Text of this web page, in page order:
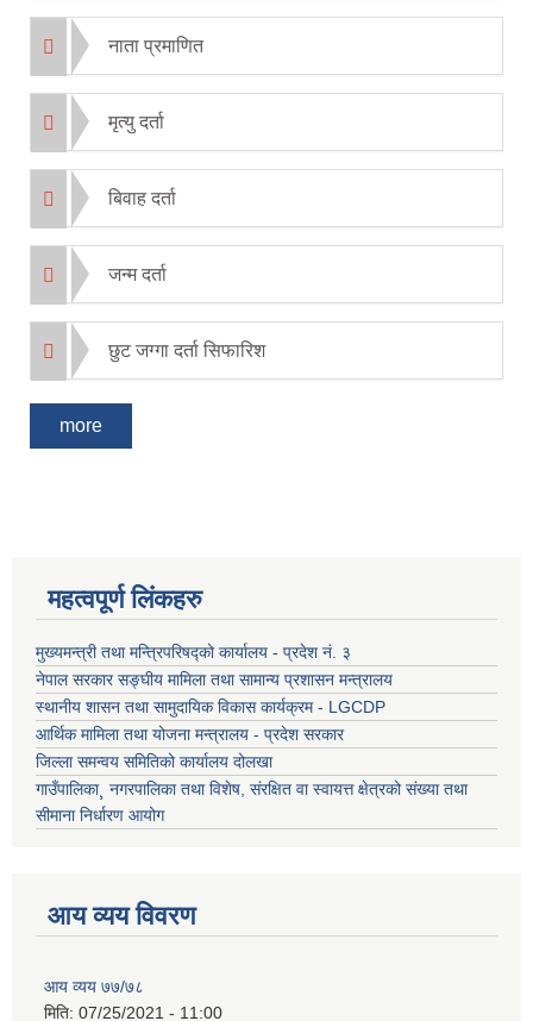
नाता प्रमाणित
मृत्यु दर्ता
बिवाह दर्ता
जन्म दर्ता
छुट जग्गा दर्ता सिफारिश
more
महत्वपूर्ण लिंकहरु
मुख्यमन्त्री तथा मन्त्रिपरिषद्को कार्यालय - प्रदेश नं. ३
नेपाल सरकार सङ्घीय मामिला तथा सामान्य प्रशासन मन्त्रालय
स्थानीय शासन तथा सामुदायिक विकास कार्यक्रम - LGCDP
आर्थिक मामिला तथा योजना मन्त्रालय - प्रदेश सरकार
जिल्ला समन्वय समितिको कार्यालय दोलखा
गाउँपालिका¸ नगरपालिका तथा विशेष, संरक्षित वा स्वायत्त क्षेत्रको संख्या तथा
सीमाना निर्धारण आयोग
आय व्यय विवरण
आय व्यय ७७/७८
मिति: 07/25/2021 - 11:00